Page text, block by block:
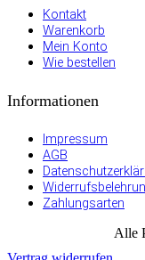
Kontakt
Warenkorb
Mein Konto
Wie bestellen
Informationen
Impressum
AGB
Zahlungsarten
Alle